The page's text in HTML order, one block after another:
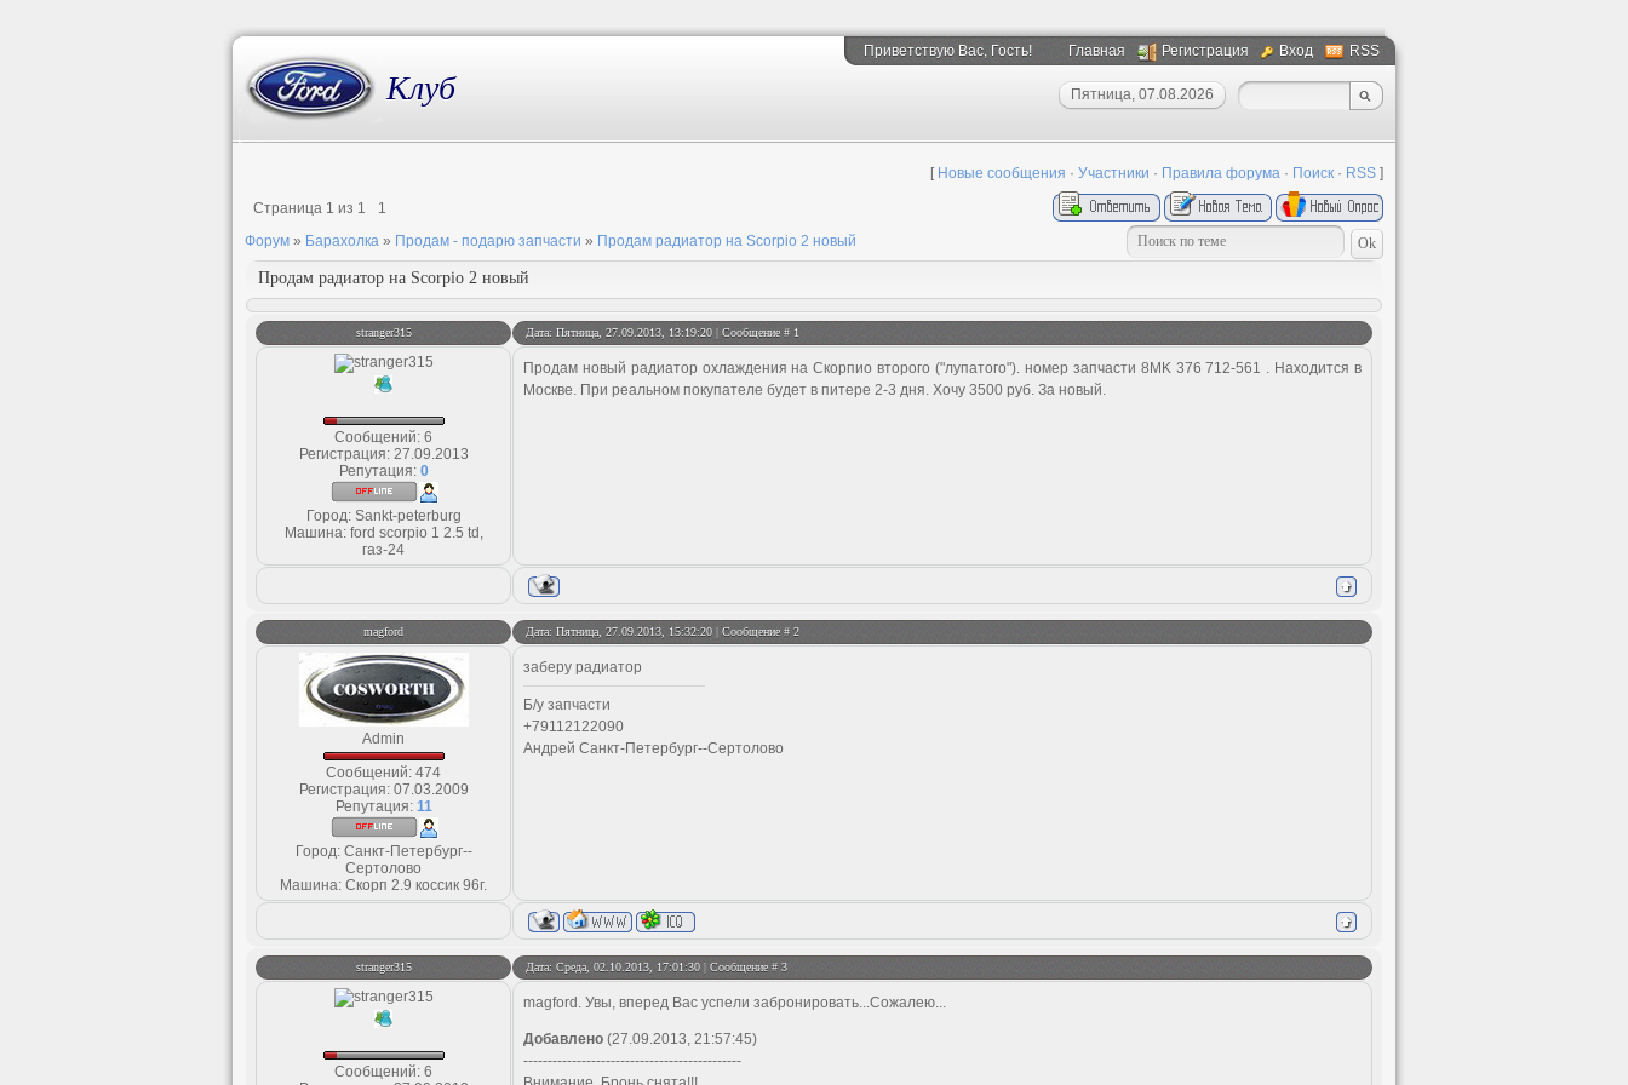
Приветствую Вас, Гость! Главная Регистрация Вход RSS
Клуб Пятница, 07.08.2026
[ Новые сообщения · Участники · Правила форума · Поиск · RSS ]
Страница 1 из 1
1
Форум » Барахолка » Продам - подарю запчасти » Продам радиатор на Scorpio 2 новый
Продам радиатор на Scorpio 2 новый
stranger315 Дата: Пятница, 27.09.2013, 13:19:20 | Сообщение # 1
Сообщений: 6
Регистрация: 27.09.2013
Репутация: 0
Город: Sankt-peterburg
Машина: ford scorpio 1 2.5 td,
газ-24
Продам новый радиатор охлаждения на Скорпио второго ("лупатого"). номер запчасти 8MK 376 712-561 . Находится в
Москве. При реальном покупателе будет в питере 2-3 дня. Хочу 3500 руб. За новый.
magford Дата: Пятница, 27.09.2013, 15:32:20 | Сообщение # 2
Admin
Сообщений: 474
Регистрация: 07.03.2009
Репутация: 11
Город: Санкт-Петербург--
Сертолово
Машина: Скорп 2.9 коссик 96г.
заберу радиатор
Б/у запчасти
+79112122090
Андрей Санкт-Петербург--Сертолово
stranger315 Дата: Среда, 02.10.2013, 17:01:30 | Сообщение # 3
Сообщений: 6
magford. Увы, вперед Вас успели забронировать...Сожалею...
Добавлено (27.09.2013, 21:57:45)
---------------------------------------------